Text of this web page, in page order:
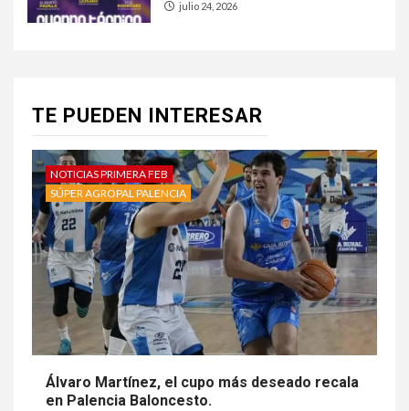
julio 24, 2026
TE PUEDEN INTERESAR
NOTICIAS PRIMERA FEB
SÚPER AGROPAL PALENCIA
Álvaro Martínez, el cupo más deseado recala
en Palencia Baloncesto.